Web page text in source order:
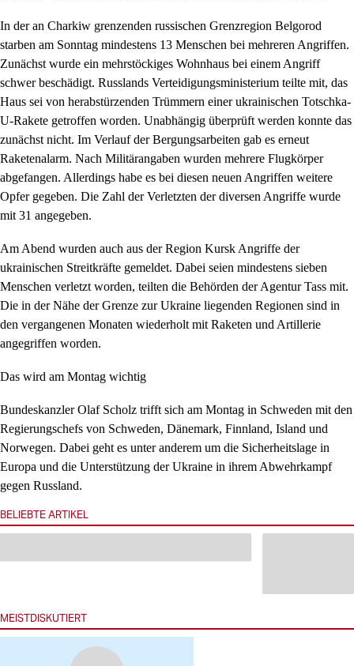
In der an Charkiw grenzenden russischen Grenzregion Belgorod
starben am Sonntag mindestens 13 Menschen bei mehreren Angriffen.
Zunächst wurde ein mehrstöckiges Wohnhaus bei einem Angriff
schwer beschädigt. Russlands Verteidigungsministerium teilte mit, das
Haus sei von herabstürzenden Trümmern einer ukrainischen Totschka-
U-Rakete getroffen worden. Unabhängig überprüft werden konnte das
zunächst nicht. Im Verlauf der Bergungsarbeiten gab es erneut
Raketenalarm. Nach Militärangaben wurden mehrere Flugkörper
abgefangen. Allerdings habe es bei diesen neuen Angriffen weitere
Opfer gegeben. Die Zahl der Verletzten der diversen Angriffe wurde
mit 31 angegeben.
Am Abend wurden auch aus der Region Kursk Angriffe der
ukrainischen Streitkräfte gemeldet. Dabei seien mindestens sieben
Menschen verletzt worden, teilten die Behörden der Agentur Tass mit.
Die in der Nähe der Grenze zur Ukraine liegenden Regionen sind in
den vergangenen Monaten wiederholt mit Raketen und Artillerie
angegriffen worden.
Das wird am Montag wichtig
Bundeskanzler Olaf Scholz trifft sich am Montag in Schweden mit den
Regierungschefs von Schweden, Dänemark, Finnland, Island und
Norwegen. Dabei geht es unter anderem um die Sicherheitslage in
Europa und die Unterstützung der Ukraine in ihrem Abwehrkampf
gegen Russland.
BELIEBTE ARTIKEL
MEISTDISKUTIERT